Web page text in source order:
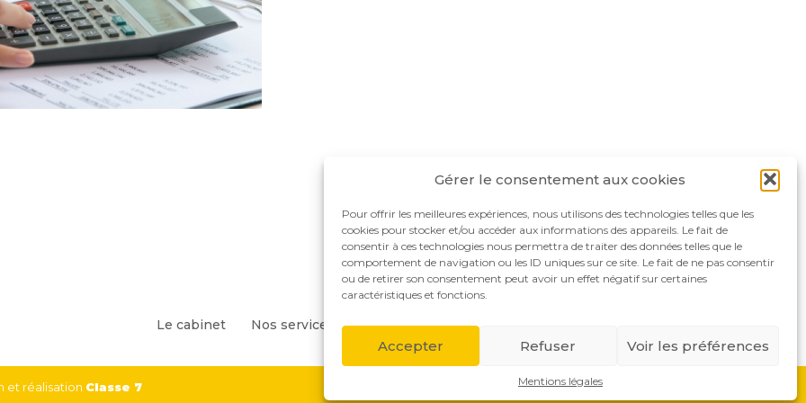
Gérer le consentement aux cookies
Pour offrir les meilleures expériences, nous utilisons des technologies telles que les
cookies pour stocker et/ou accéder aux informations des appareils. Le fait de
consentir à ces technologies nous permettra de traiter des données telles que le
comportement de navigation ou les ID uniques sur ce site. Le fait de ne pas consentir
ou de retirer son consentement peut avoir un effet négatif sur certaines
caractéristiques et fonctions.
Accepter Refuser Voir les préférences
Mentions légales
Footer
Le cabinet Nos services Nos solutions Actualités
et réalisation Classe 7